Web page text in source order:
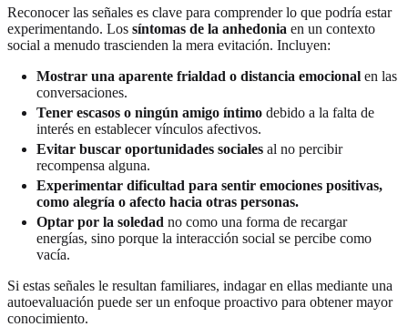
Reconocer las señales es clave para comprender lo que podría estar
experimentando. Los síntomas de la anhedonia en un contexto
social a menudo trascienden la mera evitación. Incluyen:
Mostrar una aparente frialdad o distancia emocional en las
conversaciones.
Tener escasos o ningún amigo íntimo debido a la falta de
interés en establecer vínculos afectivos.
Evitar buscar oportunidades sociales al no percibir
recompensa alguna.
Experimentar dificultad para sentir emociones positivas,
como alegría o afecto hacia otras personas.
Optar por la soledad no como una forma de recargar
energías, sino porque la interacción social se percibe como
vacía.
Si estas señales le resultan familiares, indagar en ellas mediante una
autoevaluación puede ser un enfoque proactivo para obtener mayor
conocimiento.